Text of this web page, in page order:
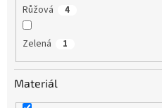
Růžová 4
Zelená 1
Materiál